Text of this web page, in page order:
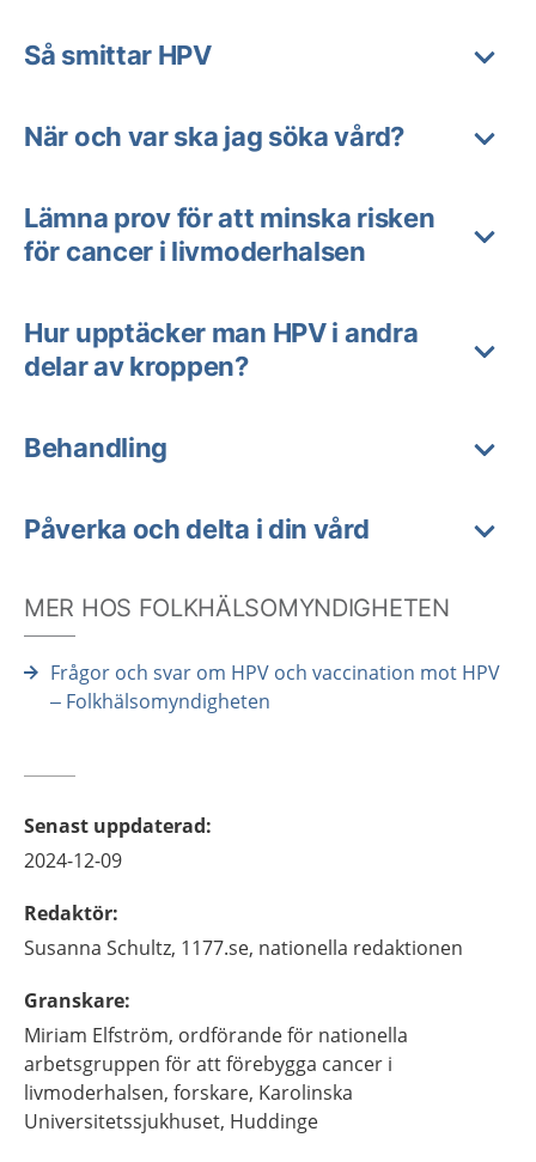
Så smittar HPV
När och var ska jag söka vård?
Lämna prov för att minska risken
för cancer i livmoderhalsen
Hur upptäcker man HPV i andra
delar av kroppen?
Behandling
Påverka och delta i din vård
MER HOS FOLKHÄLSOMYNDIGHETEN
Frågor och svar om HPV och vaccination mot HPV
– Folkhälsomyndigheten
Senast uppdaterad:
2024-12-09
Redaktör:
Susanna Schultz, 1177.se, nationella redaktionen
Granskare:
Miriam Elfström, ordförande för nationella
arbetsgruppen för att förebygga cancer i
livmoderhalsen, forskare, Karolinska
Universitetssjukhuset, Huddinge